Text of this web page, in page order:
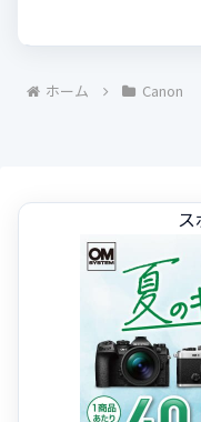
ホーム Canon